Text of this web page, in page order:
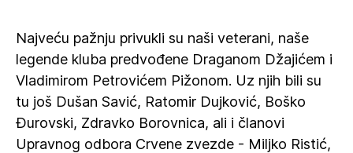
Najveću pažnju privukli su naši veterani, naše
legende kluba predvođene Draganom Džajićem i
Vladimirom Petrovićem Pižonom. Uz njih bili su
tu još Dušan Savić, Ratomir Dujković, Boško
Đurovski, Zdravko Borovnica, ali i članovi
Upravnog odbora Crvene zvezde - Miljko Ristić,